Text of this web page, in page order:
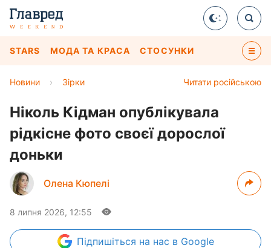
STARS МОДА ТА КРАСА СТОСУНКИ
Читати російською
Новини › Зірки
Ніколь Кідман опублікувала
рідкісне фото своєї дорослої
доньки
Олена Кюпелі
8 липня 2026, 12:55
Підпишіться на нас в Google